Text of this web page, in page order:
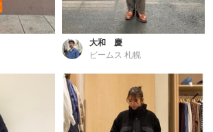
大和 慶
ビームス 札幌